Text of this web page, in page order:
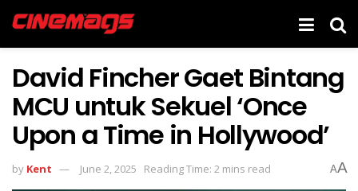
David Fincher Gaet Bintang
MCU untuk Sekuel ‘Once
Upon a Time in Hollywood’
by Kent June 2, 2025 Reading Time: 2 mins read AA